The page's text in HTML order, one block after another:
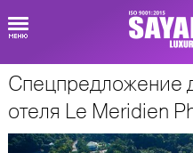
О Таиланде
Спецпредложение
отеля Le Meridien